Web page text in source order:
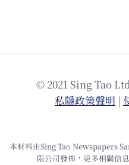
© 2021 Sing Tao
私隱政策聲明 |
本材料由Sing Tao Newspapers
限公司發佈，更多相關信